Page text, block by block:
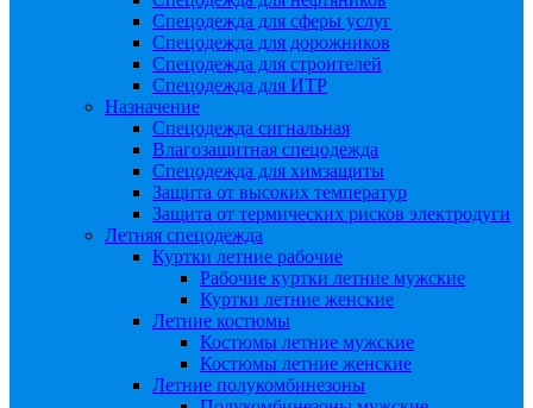
Спецодежда для сферы услуг
Спецодежда для дорожников
Спецодежда для строителей
Спецодежда для ИТР
Назначение
Спецодежда сигнальная
Влагозащитная спецодежда
Спецодежда для химзащиты
Защита от высоких температур
Защита от термических рисков электродуги
Летняя спецодежда
Куртки летние рабочие
Рабочие куртки летние мужские
Куртки летние женские
Летние костюмы
Костюмы летние мужские
Костюмы летние женские
Летние полукомбинезоны